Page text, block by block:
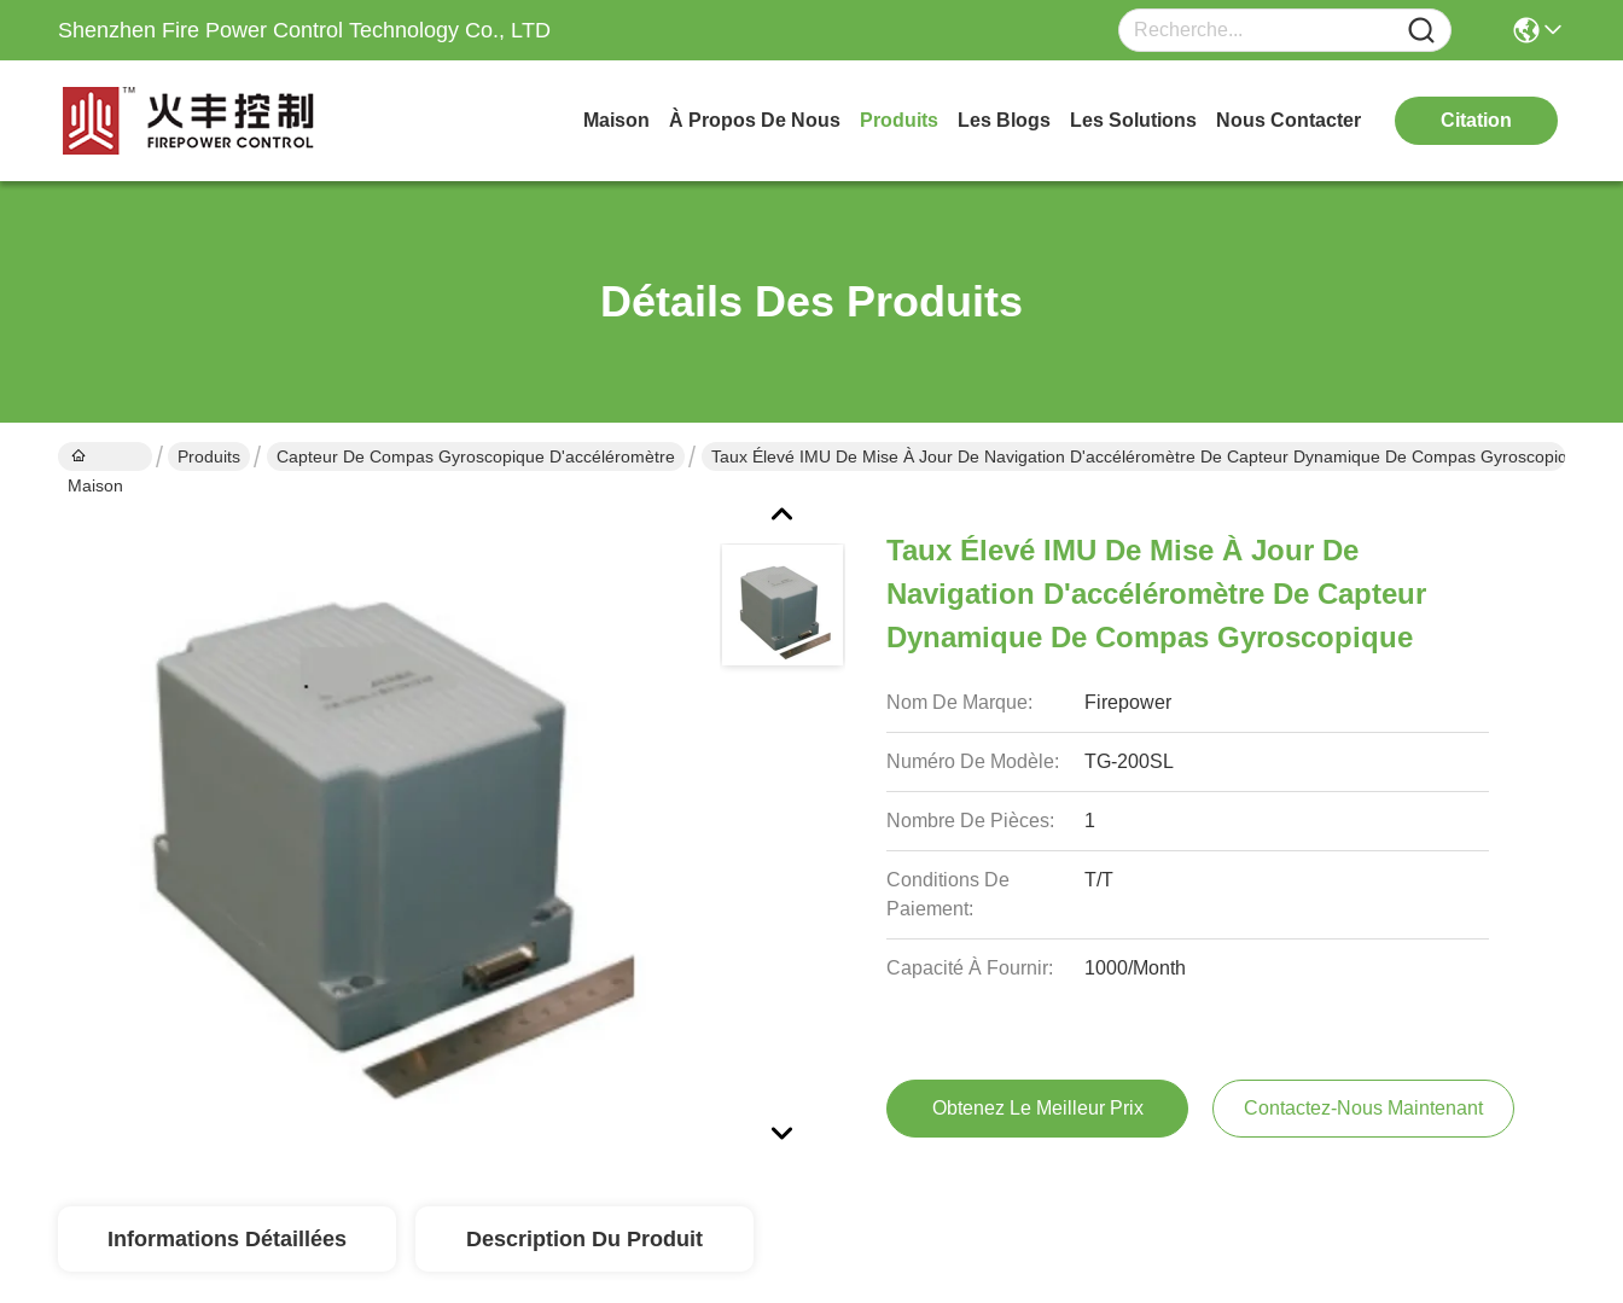
Shenzhen Fire Power Control Technology Co., LTD
Maison À Propos De Nous Produits Les Blogs Les Solutions Nous Contacter Citation
Détails Des Produits
Maison
Produits Capteur De Compas Gyroscopique D'accéléromètre Taux Élevé IMU De Mise À Jour De Navigation D'accéléromètre De Capteur Dynamique De Compas Gyroscopique
Taux Élevé IMU De Mise À Jour De
Navigation D'accéléromètre De Capteur
Dynamique De Compas Gyroscopique
Nom De Marque: Firepower
Numéro De Modèle: TG-200SL
Nombre De Pièces: 1
Conditions De
Paiement:
T/T
Capacité À Fournir: 1000/Month
Obtenez Le Meilleur Prix Contactez-Nous Maintenant
Informations Détaillées Description Du Produit